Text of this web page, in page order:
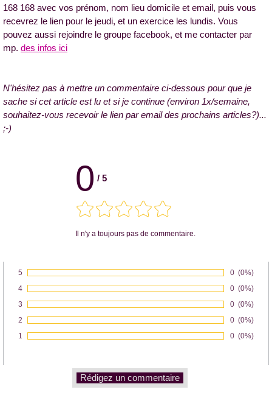
168 168 avec vos prénom, nom lieu domicile et email, puis vous
recevrez le lien pour le jeudi, et un exercice les lundis. Vous
pouvez aussi rejoindre le groupe facebook, et me contacter par
mp. des infos ici
N'hésitez pas à mettre un commentaire ci-dessous pour que je
sache si cet article est lu et si je continue (environ 1x/semaine,
souhaitez-vous recevoir le lien par email des prochains articles?)...
;-)
0 / 5
Il n'y a toujours pas de commentaire.
5 Nombre de
0 (0%)
4 Nombre de
0 (0%)
3 Nombre de
0 (0%)
2 Nombre de
0 (0%)
1 Nombre de
0 (0%)